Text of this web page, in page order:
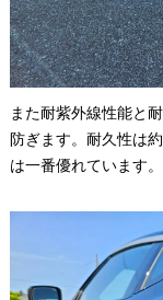
また耐紫外線性能と
防ぎます。耐久性は
は一番優れています。